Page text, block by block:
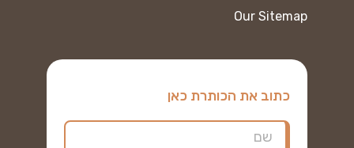
Our Sitemap
כתוב את הכותרת כאן